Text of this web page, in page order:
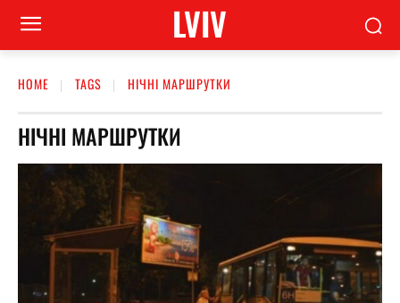
LVIV
HOME TAGS НІЧНІ МАРШРУТКИ
НІЧНІ МАРШРУТКИ